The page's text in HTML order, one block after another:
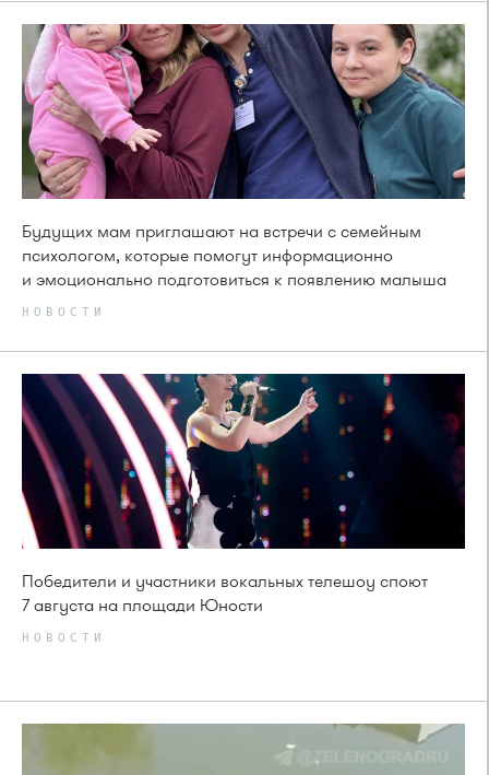
Будущих мам приглашают на встречи с семейным
психологом, которые помогут информационно
и эмоционально подготовиться к появлению малыша
НОВОСТИ
Победители и участники вокальных телешоу споют
7 августа на площади Юности
НОВОСТИ